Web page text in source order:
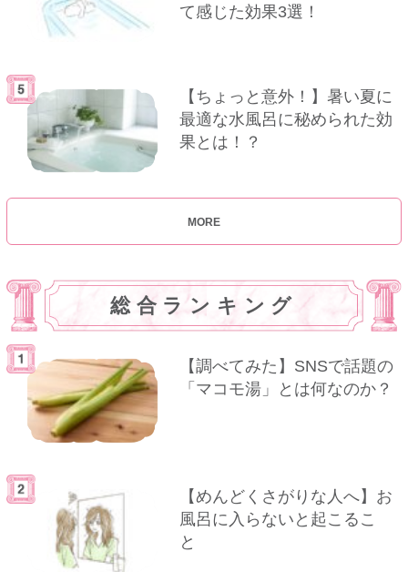
て感じた効果3選！
【ちょっと意外！】暑い夏に
最適な水風呂に秘められた効
果とは！？
MORE
総合ランキング
【調べてみた】SNSで話題の
「マコモ湯」とは何なのか？
【めんどくさがりな人へ】お
風呂に入らないと起こるこ
と